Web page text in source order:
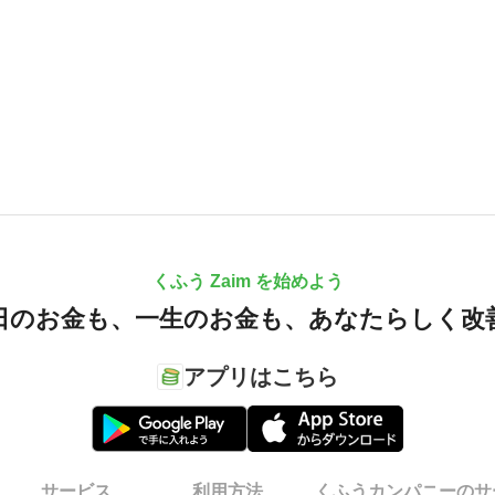
くふう Zaim を始めよう
のお金も、 一生のお金も、 あなたらしく改
アプリはこちら
サービス 利用方法 くふうカンパニーの